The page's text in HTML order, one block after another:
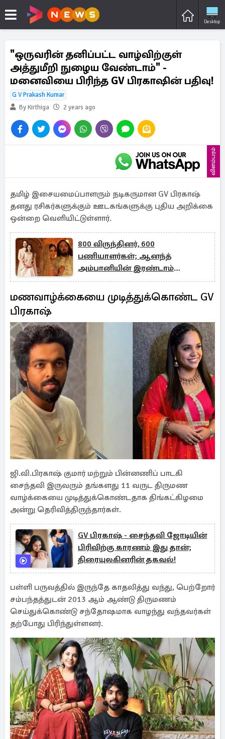
Desktop
"ஒருவரின் தனிப்பட்ட வாழ்விற்குள்
அத்துமீறி நுழைய வேண்டாம்" -
மனைவியை பிரிந்த GV பிரகாஷின் பதிவு!
G V Prakash Kumar
By Kirthiga
2 years ago
விளம்பரம்
தமிழ் இசையமைப்பாளரும் நடிகருமான GV பிரகாஷ்
தனது ரசிகர்களுக்கும் ஊடகங்களுக்கு புதிய அறிக்கை
ஒன்றை வெளியிட்டுள்ளார்.
800 விருந்தினர், 600
பணியாளர்கள்; ஆனந்த்
அம்பானியின் இரண்டாம்
திருமண விழா நடுக்கடலில்
ஆரம்பம்!
மணவாழ்க்கையை முடித்துக்கொண்ட GV
பிரகாஷ்
ஜி.வி.பிரகாஷ் குமார் மற்றும் பின்னணிப் பாடகி
சைந்தவி இருவரும் தங்களது 11 வருட திருமண
வாழ்க்கையை முடித்துக்கொண்டதாக திங்கட்கிழமை
அன்று தெரிவித்திருந்தார்கள்.
GV பிரகாஷ் - சைந்தவி ஜோடியின்
பிரிவிற்கு காரணம் இது தான்;
திரையுலகினரின் தகவல்!
பள்ளி பருவத்தில் இருந்தே காதலித்து வந்து, பெற்றோர்
சம்பந்தத்துடன் 2013 ஆம் ஆண்டு திருமணம்
செய்துக்கொண்டு சந்தோஷமாக வாழந்து வந்தவர்கள்
தற்போது பிரிந்துள்ளனர்.